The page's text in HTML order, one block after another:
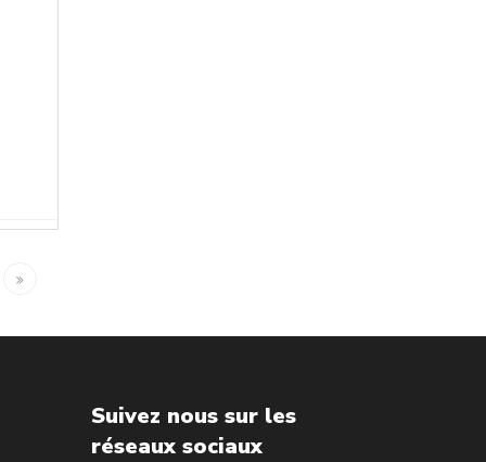
Suivez nous sur les
réseaux sociaux